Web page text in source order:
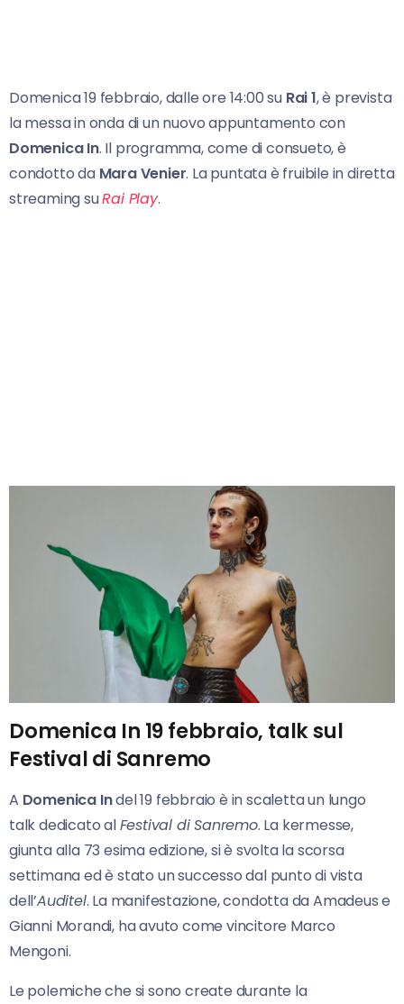
Domenica 19 febbraio, dalle ore 14:00 su Rai 1, è prevista
la messa in onda di un nuovo appuntamento con
Domenica In. Il programma, come di consueto, è
condotto da Mara Venier. La puntata è fruibile in diretta
streaming suRai Play.
Domenica In 19 febbraio, talk sul
Festival di Sanremo
A Domenica Indel 19 febbraio è in scaletta un lungo
talk dedicato alFestival di Sanremo. La kermesse,
giunta alla 73 esima edizione, si è svolta la scorsa
settimana ed è stato un successo dal punto di vista
dell’Auditel. La manifestazione, condotta da Amadeus e
Gianni Morandi, ha avuto come vincitore Marco
Mengoni.
Le polemiche che si sono create durante la